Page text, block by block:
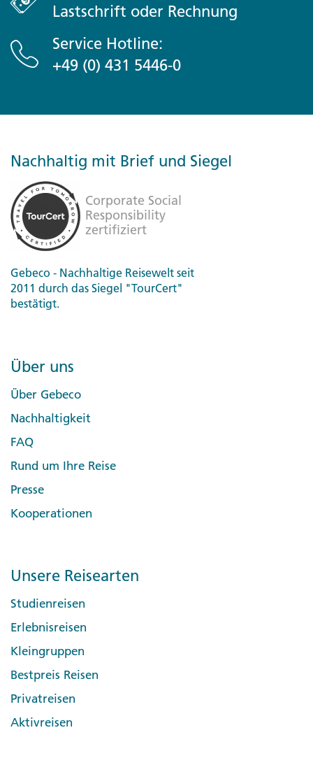
Lastschrift oder Rechnung
Service Hotline:
+49 (0) 431 5446-0
Nachhaltig mit Brief und Siegel
Gebeco - Nachhaltige Reisewelt seit
2011 durch das Siegel "TourCert"
bestätigt.
Über uns
Über Gebeco
Nachhaltigkeit
FAQ
Rund um Ihre Reise
Presse
Kooperationen
Unsere Reisearten
Studienreisen
Erlebnisreisen
Kleingruppen
Bestpreis Reisen
Privatreisen
Aktivreisen